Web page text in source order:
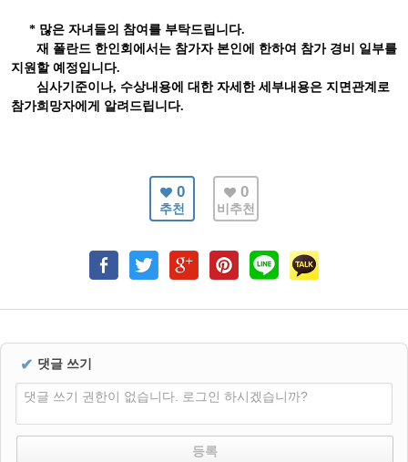
* 많은 자녀들의 참여를 부탁드립니다.
재 폴란드 한인회에서는 참가자 본인에 한하여 참가 경비 일부를
지원할 예정입니다.
심사기준이나, 수상내용에 대한 자세한 세부내용은 지면관계로
참가희망자에게 알려드립니다.
0
추천
0
비추천
✔ 댓글 쓰기
댓글 쓰기 권한이 없습니다. 로그인 하시겠습니까?